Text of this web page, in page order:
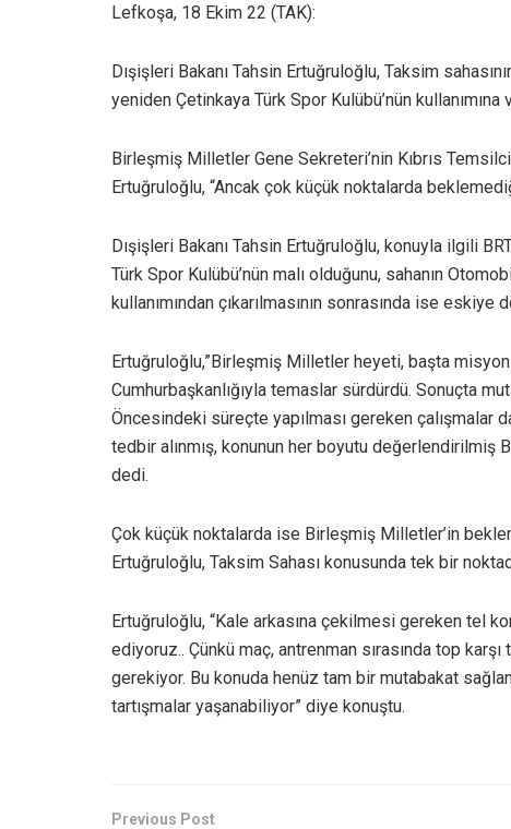
Lefkoşa, 18 Ekim 22 (TAK):
Dışişleri Bakanı Tahsin Ertuğruloğlu, Taksim
yeniden Çetinkaya Türk Spor Kulübü’nün
Birleşmiş Milletler Gene Sekreteri’nin Kıbrıs
Ertuğruloğlu, “Ancak çok küçük noktalarda
Dışişleri Bakanı Tahsin Ertuğruloğlu, konuyla ilgili
Türk Spor Kulübü’nün malı olduğunu, sahanın
kullanımından çıkarılmasının sonrasında ise
Ertuğruloğlu,”Birleşmiş Milletler heyeti, başta
Cumhurbaşkanlığıyla temaslar sürdürdü. Sonuçta
Öncesindeki süreçte yapılması gereken
tedbir alınmış, konunun her boyutu değerlendirilmiş
dedi.
Çok küçük noktalarda ise Birleşmiş Milletler’in
Ertuğruloğlu, Taksim Sahası konusunda tek bir
Ertuğruloğlu, “Kale arkasına çekilmesi gereken tel
ediyoruz.. Çünkü maç, antrenman sırasında top
gerekiyor. Bu konuda henüz tam bir mutabakat
tartışmalar yaşanabiliyor” diye konuştu.
Previous Post